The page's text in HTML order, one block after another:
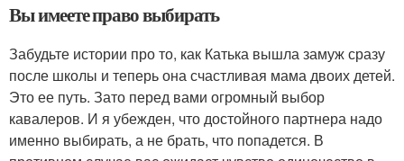
Вы имеете право выбирать
Забудьте истории про то, как Катька вышла замуж сразу
после школы и теперь она счастливая мама двоих детей.
Это ее путь. Зато перед вами огромный выбор
кавалеров. И я убежден, что достойного партнера надо
именно выбирать, а не брать, что попадется. В